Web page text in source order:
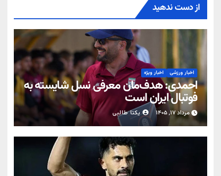
از دست ندهید
اخبار ورزشی اخبار ویژه
احمدی: هدف‌مان معرفی نسل شایسته به
فوتبال ایران است
مرداد ۱۷, ۱۴۰۵ یکتا طالبی